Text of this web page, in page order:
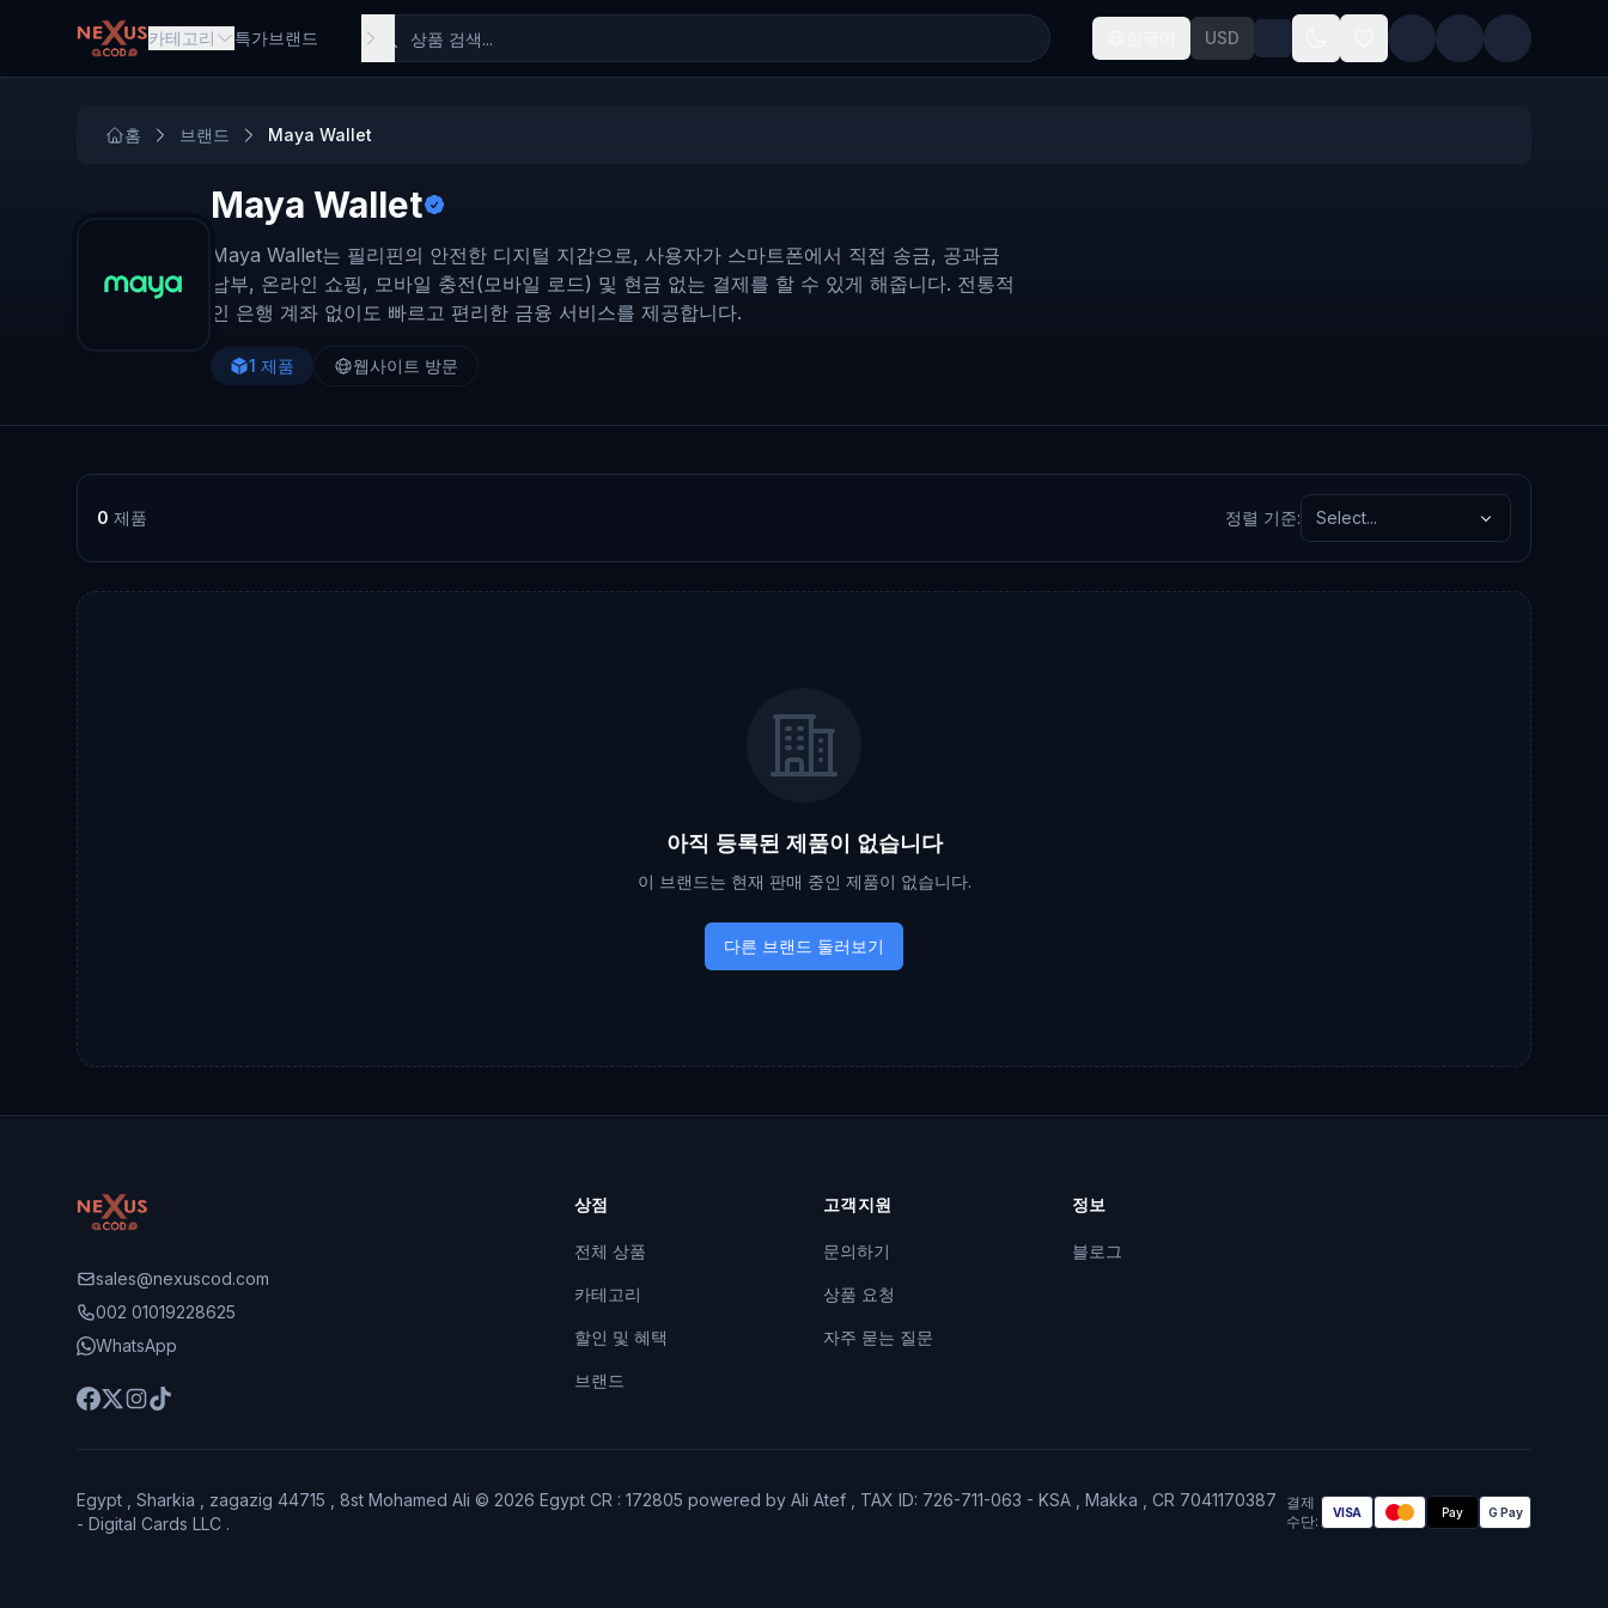
카테고리 특가브랜드 USD
홈 브랜드 Maya Wallet
Maya Wallet
Maya Wallet는 필리핀의 안전한 디지털 지갑으로, 사용자가 스마트폰에서 직접 송금, 공과금
납부, 온라인 쇼핑, 모바일 충전(모바일 로드) 및 현금 없는 결제를 할 수 있게 해줍니다. 전통적
인 은행 계좌 없이도 빠르고 편리한 금융 서비스를 제공합니다.
1 제품 웹사이트 방문
0 제품 정렬 기준: Select...
아직 등록된 제품이 없습니다
이 브랜드는 현재 판매 중인 제품이 없습니다.
다른 브랜드 둘러보기
sales@nexuscod.com
002 01019228625
WhatsApp
상점
전체 상품
카테고리
할인 및 혜택
브랜드
고객지원
문의하기
상품 요청
자주 묻는 질문
정보
블로그
Egypt , Sharkia , zagazig 44715 , 8st Mohamed Ali © 2026 Egypt CR : 172805 powered by Ali Atef , TAX ID: 726-711-063 - KSA , Makka , CR 7041170387
- Digital Cards LLC .
결제
수단:
VISA Pay G Pay